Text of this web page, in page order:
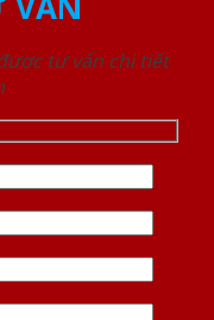
tư vấn chi tiết